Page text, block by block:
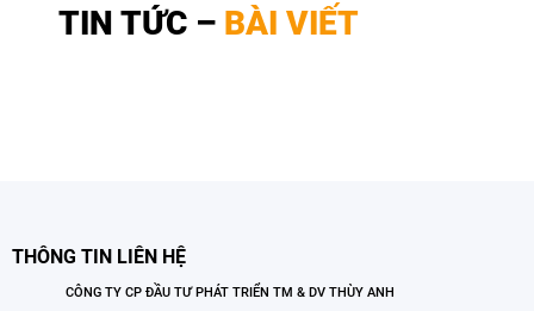
TIN TỨC – BÀI VIẾT
THÔNG TIN LIÊN HỆ
CÔNG TY CP ĐẦU TƯ PHÁT TRIỂN TM & DV THÙY ANH